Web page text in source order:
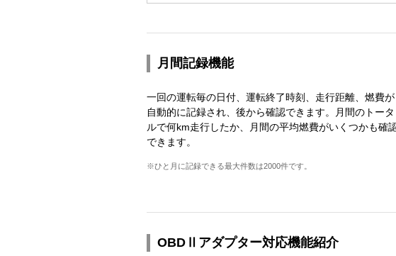
月間記録機能
一回の運転毎の日付、運転終了時刻、走行距離、燃費が
自動的に記録され、後から確認できます。月間のトータ
ルで何km走行したか、月間の平均燃費がいくつかも確
できます。
※ひと月に記録できる最大件数は2000件です。
OBDⅡアダプター対応機能紹介